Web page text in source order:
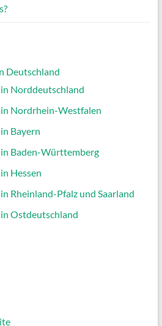
Deutschland
Norddeutschland
Nordrhein-Westfalen
Bayern
Baden-Württemberg
Hessen
Rheinland-Pfalz und Saarland
Ostdeutschland